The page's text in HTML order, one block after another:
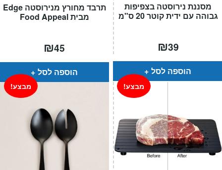
תרבד מחורץ מנירוסטה Edge
מבית Food Appeal
₪45
הוספה לסל
מסננת נירוסטה בצפיפות
גבוהה עם ידית קוטר 20 ס"מ
₪39
הוספה לסל
מבצע! מבצע!